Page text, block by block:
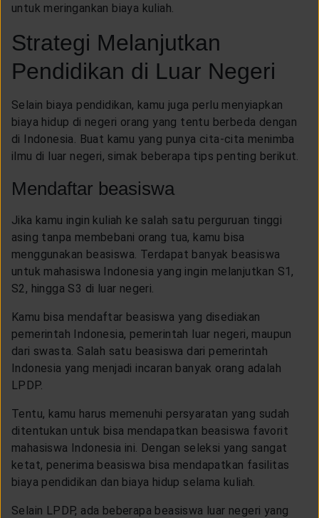
untuk meringankan biaya kuliah.
Strategi Melanjutkan
Pendidikan di Luar Negeri
Selain biaya pendidikan, kamu juga perlu menyiapkan
biaya hidup di negeri orang yang tentu berbeda dengan
di Indonesia. Buat kamu yang punya cita-cita menimba
ilmu di luar negeri, simak beberapa tips penting berikut.
Mendaftar beasiswa
Jika kamu ingin kuliah ke salah satu perguruan tinggi
asing tanpa membebani orang tua, kamu bisa
menggunakan beasiswa. Terdapat banyak beasiswa
untuk mahasiswa Indonesia yang ingin melanjutkan S1,
S2, hingga S3 di luar negeri.
Kamu bisa mendaftar beasiswa yang disediakan
pemerintah Indonesia, pemerintah luar negeri, maupun
dari swasta. Salah satu beasiswa dari pemerintah
Indonesia yang menjadi incaran banyak orang adalah
LPDP.
Tentu, kamu harus memenuhi persyaratan yang sudah
ditentukan untuk bisa mendapatkan beasiswa favorit
mahasiswa Indonesia ini. Dengan seleksi yang sangat
ketat, penerima beasiswa bisa mendapatkan fasilitas
biaya pendidikan dan biaya hidup selama kuliah.
Selain LPDP, ada beberapa beasiswa luar negeri yang
LAYANAN NASABAH
ARTIKEL DAN BERITA
TENTANG GENERALI
ACARA